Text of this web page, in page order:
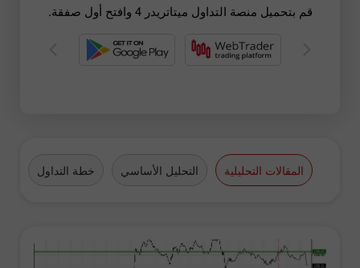
قم بتحميل منصة التداول ميتاتريدر 4 وافتح أول صفقة.
المقالات التحليلية التحليل الأساسي خطة التداول